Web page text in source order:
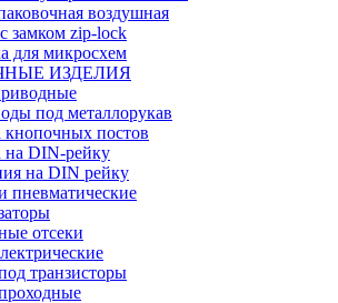
воздушная
замком zip-lock
для микросхем
ИЗДЕЛИЯ
под металлорукав
кнопочных постов
на DIN-рейку
на DIN рейку
пневматические
отсеки
транзисторы